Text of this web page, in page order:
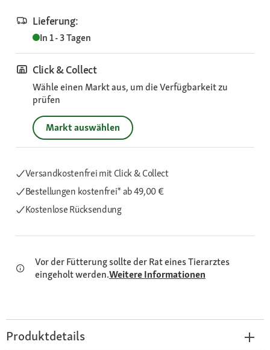
Lieferung:
In 1 - 3 Tagen
Click & Collect
Wähle einen Markt aus, um die Verfügbarkeit zu
prüfen
Markt auswählen
Versandkostenfrei mit Click & Collect
Bestellungen kostenfrei*ab 49,00 €
Kostenlose Rücksendung
Vor der Fütterung sollte der Rat eines Tierarztes
eingeholt werden.Weitere Informationen
Produktdetails